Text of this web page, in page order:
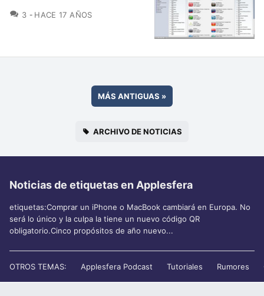
3 COMENTARIOS
HACE 17 AÑOS
MÁS ANTIGUAS »
ARCHIVO DE NOTICIAS
Noticias de etiquetas en Applesfera
etiquetas:Comprar un iPhone o MacBook cambiará en Europa. No
será lo único y la culpa la tiene un nuevo código QR
obligatorio.Cinco propósitos de año nuevo...
OTROS TEMAS: Applesfera Podcast Tutoriales Rumores